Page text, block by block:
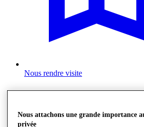
Nous rendre visite
Nous attachons une grande importance
privée